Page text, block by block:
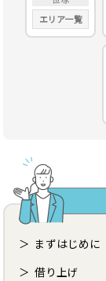
エリア一覧
まずはじめに
借り上げ